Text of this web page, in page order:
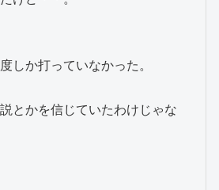
しか打っていなかった。
とかを信じていたわけじゃな